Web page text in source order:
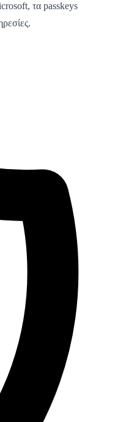
τα passkeys